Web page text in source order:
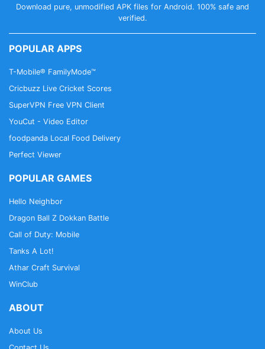
Download pure, unmodified APK files for Android. 100% safe and
verified.
POPULAR APPS
T-Mobile® FamilyMode™
Cricbuzz Live Cricket Scores
SuperVPN Free VPN Client
YouCut - Video Editor
foodpanda Local Food Delivery
Perfect Viewer
POPULAR GAMES
Hello Neighbor
Dragon Ball Z Dokkan Battle
Call of Duty: Mobile
Tanks A Lot!
Athar Craft Survival
WinClub
ABOUT
About Us